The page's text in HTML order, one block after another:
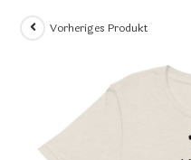
Vorheriges Produkt